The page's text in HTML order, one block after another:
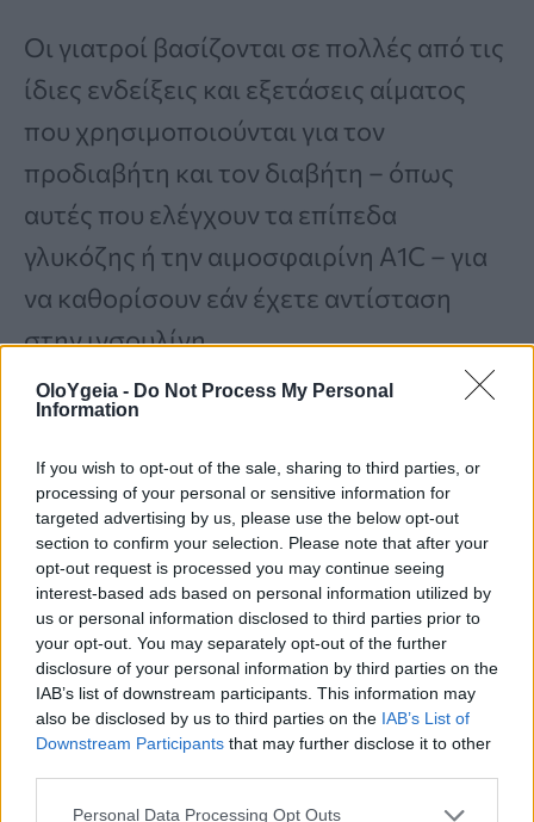
OloYgeia - Do Not Process My Personal
Information
If you wish to opt-out of the sale, sharing to third parties, or
processing of your personal or sensitive information for
targeted advertising by us, please use the below opt-out
section to confirm your selection. Please note that after your
opt-out request is processed you may continue seeing
interest-based ads based on personal information utilized by
us or personal information disclosed to third parties prior to
your opt-out. You may separately opt-out of the further
disclosure of your personal information by third parties on the
IAB’s list of downstream participants. This information may
also be disclosed by us to third parties on the IAB’s List of
Downstream Participants that may further disclose it to other
Personal Data Processing Opt Outs
Οι γιατροί βασίζονται σε πολλές από τις
ίδιες ενδείξεις και εξετάσεις αίματος
που χρησιμοποιούνται για τον
προδιαβήτη και τον διαβήτη – όπως
αυτές που ελέγχουν τα επίπεδα
γλυκόζης ή την αιμοσφαιρίνη A1C – για
να καθορίσουν εάν έχετε αντίσταση
στην ινσουλίνη.
Η Ειδική Ομάδα Προληπτικών
Υπηρεσιών των Ηνωμένων Πολιτειών
συνιστά να ελέγχονται όλοι οι ενήλικες
ηλικίας 35 έως 70 ετών για προδιαβήτη
εάν είναι υπέρβαροι ή παχύσαρκοι. Η
American Diabetes Association(ADA)
προτείνει επίσης τον έλεγχο ενηλίκων
που έχουν άλλους παράγοντες κινδύνου
για διαβήτη, όπως στενό συγγενή με